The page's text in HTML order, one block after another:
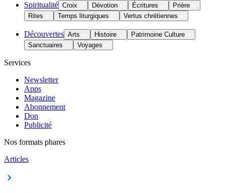
Spiritualité Croix Dévotion Écritures
Prière
Rites
Temps liturgiques Vertus chrétiennes
Découvertes Arts Histoire
Patrimoine Culture
Sanctuaires
Voyages
Services
Newsletter
Apps
Magazine
Abonnement
Don
Publicité
Nos formats phares
Articles